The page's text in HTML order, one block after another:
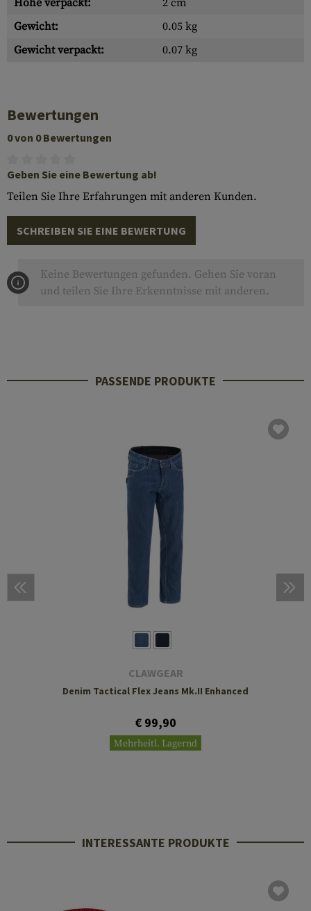
Höhe verpackt:
2 cm
Gewicht:
0.05 kg
Gewicht verpackt:
0.07 kg
Bewertungen
0 von 0 Bewertungen
Geben Sie eine Bewertung ab!
Teilen Sie Ihre Erfahrungen mit anderen Kunden.
SCHREIBEN SIE EINE BEWERTUNG
Keine Bewertungen gefunden. Gehen Sie voran
und teilen Sie Ihre Erkenntnisse mit anderen.
PASSENDE PRODUKTE
CLAWGEAR
Denim Tactical Flex Jeans Mk.II Enhanced
€ 99,90
Mehrheitl. Lagernd
INTERESSANTE PRODUKTE